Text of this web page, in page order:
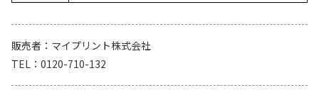
販売者
マイプリント株式会社
TEL
0120-710-132